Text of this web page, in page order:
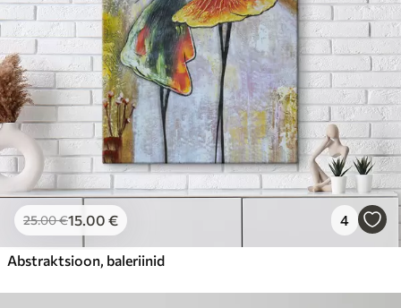
25.00€15.00 € 4
Abstraktsioon, baleriinid